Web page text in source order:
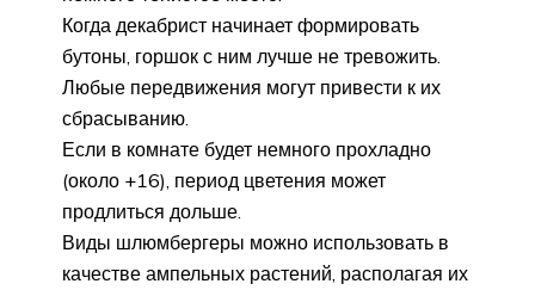
Когда декабрист начинает формировать
бутоны, горшок с ним лучше не тревожить.
Любые передвижения могут привести к их
сбрасыванию.
Если в комнате будет немного прохладно
(около +16), период цветения может
продлиться дольше.
Виды шлюмбергеры можно использовать в
качестве ампельных растений, располагая их